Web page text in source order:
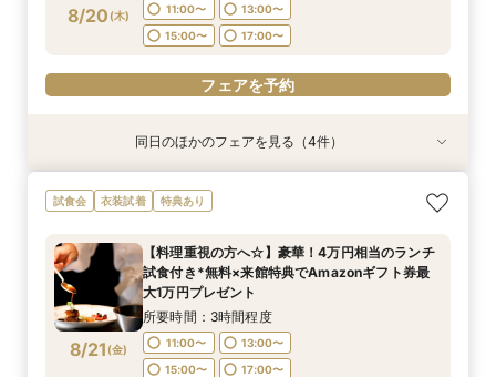
フェアを予約
フェアを予約
フェアを予約
フェアを予約
8/20 (木) 11:00〜
13:00〜
15:00〜
17:00〜
フェアを予約
衣装試着 特典あり
8/20 木)
【初めての見学に】結婚式のダンドリまるわかり
～ビギナーズフェア～《無料試食》×《Amazon
所要時間：3時間程度
11:00〜
13:00〜
15:00〜
17:00〜
フェアを予約
衣装試着 特典あり
8/20 木)
【何も決まってなくてもOK】まずはフェアに参
加してみよう！感動挙式体験×邸宅ウエディング
付き
所要時間：3時間程度
11:00〜
13:00〜
15:00〜
17:00〜
フェアを予約
衣装試着 特典あり
8/20 木)
【6名～OK◎話題の少人数結婚式】オリジナリ
ティ×安心相談会×お得プラン《無料試食》
所要時間：3時間程度
11:00〜
13:00〜
15:00〜
17:00〜
フェアを予約
衣装試着 特典あり
8/20 木)
【マタニティ&パパママ婚限定プラン＆特典有
り】憧れ大聖堂＆緑溢れるガーデンW体験＆贅沢
所要時間：3時間程度
11:00〜
13:00〜
15:00〜
17:00〜
フェアを予約
同日のほかのフェアを見る（4件）
試食会 衣装試着 特典あり
8/21 (金)
【料理重視の方へ☆】豪華！4万円相当のランチ
試食付き*無料×来館特典でAmazonギフト券最
大1万円プレゼント
所要時間：3時間程度
11:00〜
13:00〜
15:00〜
17:00〜